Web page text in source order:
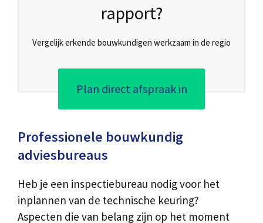
rapport?
Vergelijk erkende bouwkundigen werkzaam in de regio
Plan direct afspraak in
Professionele bouwkundig
adviesbureaus
Heb je een inspectiebureau nodig voor het
inplannen van de technische keuring?
Aspecten die van belang zijn op het moment